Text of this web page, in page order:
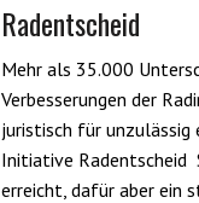
Radentscheid
Mehr als 35.000
Verbesserungen der
juristisch für unzulässig
Initiative
erreicht, dafür aber ein